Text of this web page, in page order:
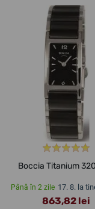
Boccia Titanium
Până în 2 zile 17. 8. la
863,82 lei